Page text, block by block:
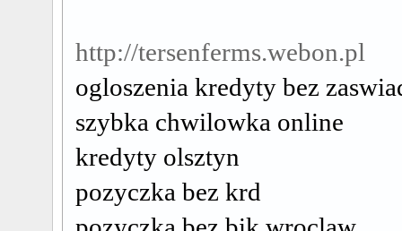
http://tersenferms.webon.pl
ogloszenia kredyty bez
szybka chwilowka online
kredyty olsztyn
pozyczka bez krd